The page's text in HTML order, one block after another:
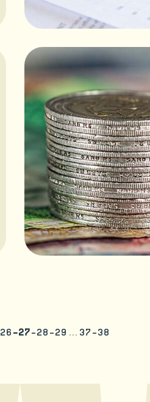
26 27 28 29 37 38